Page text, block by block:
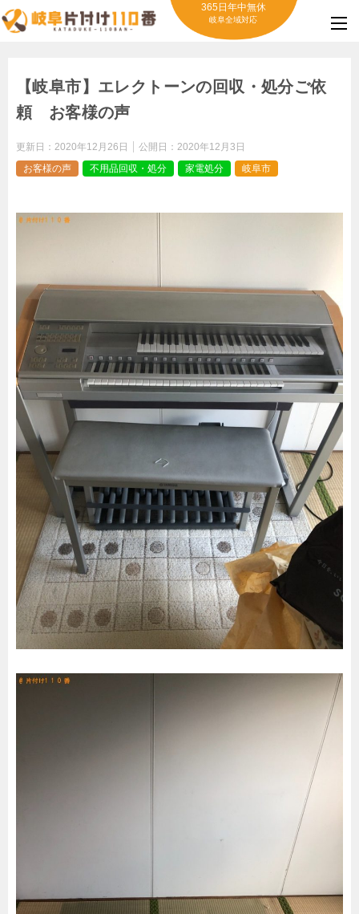
365日年中無休
岐阜全域対応
【岐阜市】エレクトーンの回収・処分ご依
頼 お客様の声
更新日： 2020年12月26日 公開日： 2020年12月3日
お客様の声
不用品回収・処分 家電処分 岐阜市